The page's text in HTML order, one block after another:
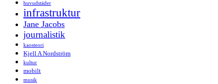
huvudstäder
infrastruktur
Jane Jacobs
journalistik
kaosteori
Kjell A Nordström
kultur
mobilt
musik